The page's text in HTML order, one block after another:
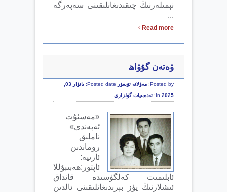
نېمىلەرنىڭ چىقىدىغانلىقىنى سەپەرگە
...
Read more
›
ۋەتەن گۇۋاھ
Posted by: مەۋلانە ئۇيغۇر Posted date:
2025
In: ئەدەبىيات گۈلزارى
«مەسئۇت
ئەپەندى»
ناملىق
روماندىن
ئارىيە:
ئاپتور:ھەبىبۇللا
ئابلىمىت كەلگۈسىدە قانداق
ئىشلارنىڭ يۈز بېرىدىغانلىقىنى ئالدىن